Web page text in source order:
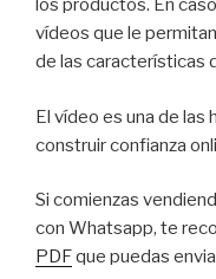
los productos. En
vídeos que le
de las características
El vídeo es una de
construir confianza
Si comienzas
con Whatsapp, te
PDFque puedas